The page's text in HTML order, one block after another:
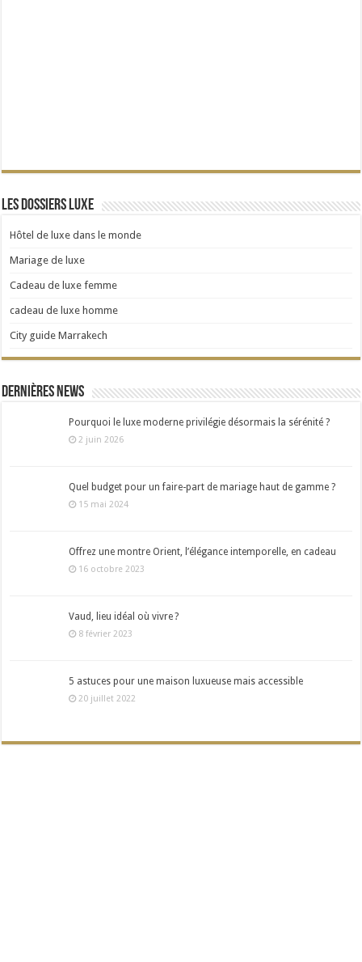
Les dossiers Luxe
Hôtel de luxe dans le monde
Mariage de luxe
Cadeau de luxe femme
cadeau de luxe homme
City guide Marrakech
Dernières news
Pourquoi le luxe moderne privilégie désormais la sérénité ?
2 juin 2026
Quel budget pour un faire-part de mariage haut de gamme ?
15 mai 2024
Offrez une montre Orient, l’élégance intemporelle, en cadeau
16 octobre 2023
Vaud, lieu idéal où vivre ?
8 février 2023
5 astuces pour une maison luxueuse mais accessible
20 juillet 2022